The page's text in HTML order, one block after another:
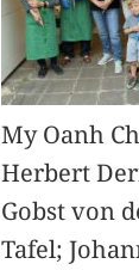
My Oanh
Herbert
Gobst von
Tafel;